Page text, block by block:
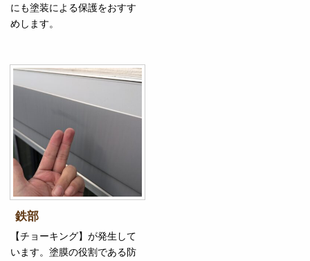
にも塗装による保護をおすす
めします。
鉄部
【チョーキング】が発生して
います。塗膜の役割である防